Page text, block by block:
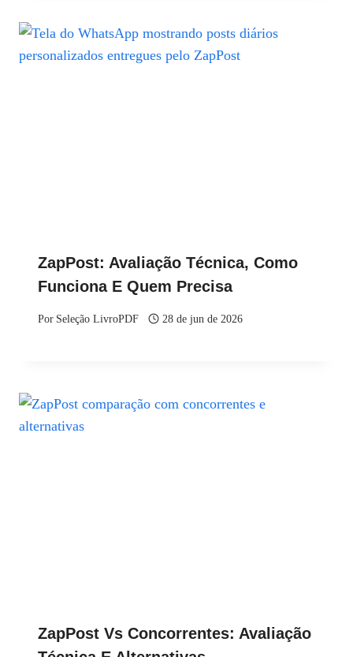
ZapPost: Avaliação Técnica, Como
Funciona E Quem Precisa
Por Seleção LivroPDF 28 de jun de 2026
ZapPost Vs Concorrentes: Avaliação